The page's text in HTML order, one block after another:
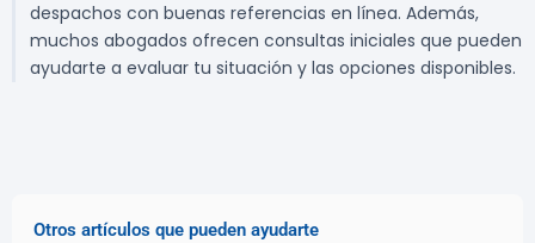
despachos con buenas referencias en línea. Además,
muchos abogados ofrecen consultas iniciales que pueden
ayudarte a evaluar tu situación y las opciones disponibles.
Otros artículos que pueden ayudarte